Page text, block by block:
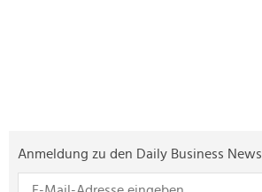
Anmeldung zu den Daily Business News